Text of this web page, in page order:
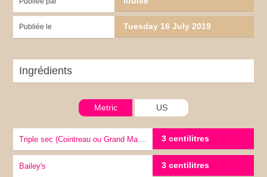
Publiée le Tuesday 16 July 2019
Ingrédients
Metric US
Triple sec (Cointreau ou Grand Marnier) 3 centilitres
Bailey's 3 centilitres